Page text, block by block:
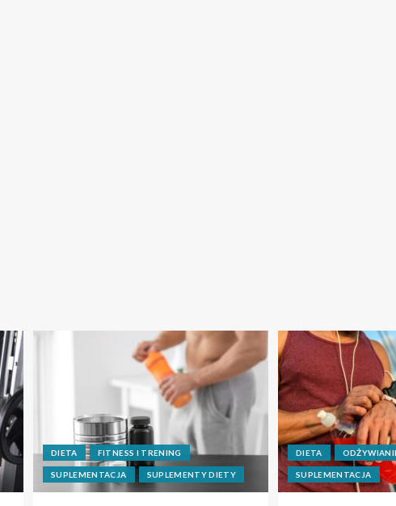
DIETA FITNESS I TRENING
SUPLEMENTACJA SUPLEMENTY DIETY
DIETA
SUPLEMENTACJA